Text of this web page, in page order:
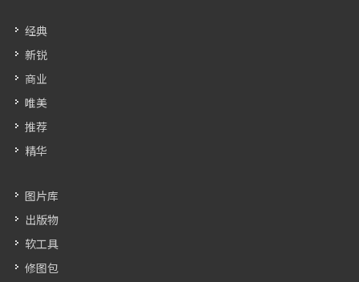
经典
新锐
商业
唯美
推荐
精华
图片库
出版物
软工具
修图包